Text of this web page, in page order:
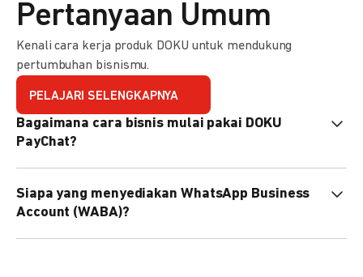
Pertanyaan Umum
Kenali cara kerja produk DOKU untuk mendukung
pertumbuhan bisnismu.
PELAJARI SELENGKAPNYA
Bagaimana cara bisnis mulai pakai DOKU
PayChat?
nanti tim kami bantu setup. Bisa juga pakai nomor
WhatsApp bisnis yang sudah dimiliki sendiri, atau dari
DOKU yang buatkan WhatsApp Bisnis terverifikasi juga
Siapa yang menyediakan WhatsApp Business
Account (WABA)?